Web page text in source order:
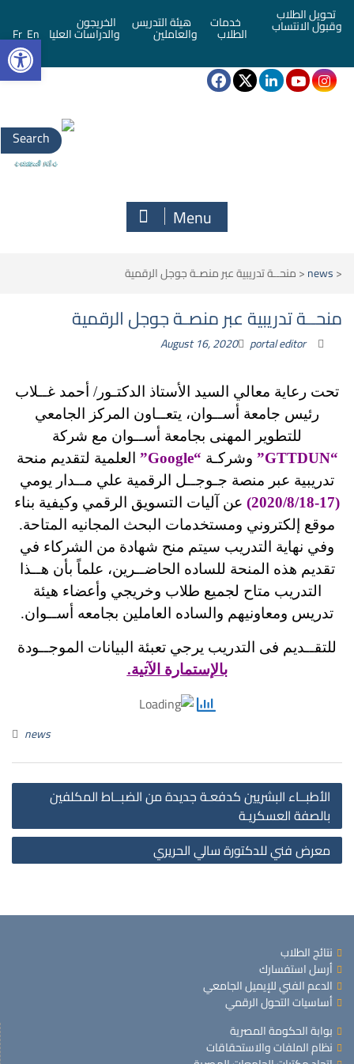
تحويل الطلاب
وقبول الانتساب خدمات
الطلاب
هيئة التدريس
والعاملين
الخريجون
والدراسات العليا En
Fr
Search
for:
Menu
<
news
<منحــة تدريبية عبر منصـة جوجل الرقمية
منحــة تدريبية عبر منصـة جوجل الرقمية
August 16, 2020 portal editor
تحت رعاية معالي السيد الأستاذ الدكتـور/ أحمد غــلاب
رئيس جامعة أســوان، يتعــاون المركز الجامعي
للتطوير المهنى بجامعة أســوان مع شركة
“GTTDUN”
وشركـة “Google”
العلمية لتقديم منحة
تدريبية عبر منصة جـوجــل الرقمية علي مــدار يومي
(17-2020/8/18)
عن آليات التسويق الرقمي وكيفية بناء
موقع إلكتروني ومستخدمات البحث المجانيه المتاحة.
وفي نهاية التدريب سيتم منح شهادة من الشركاء في
تقديم هذه المنحة للساده الحاضــرين، علماً بأن هــذا
التدريب متاح لجميع طلاب وخريجي وأعضاء هيئة
تدريس ومعاونيهم والساده العاملين بجامعه أســوان.
للتقــديم فى التدريب يرجي تعبئة البيانات الموجــودة
بالإستمارة الآتية.
news
الأطبــاء البشريين كدفعـة جديدة من الضبــاط المكلفين
بالصفة العسكريـة
معرض فني للدكتورة سالي الحريري
نتائج الطلاب
أرسل استفسارك
الدعم الفني للإيميل الجامعي
أساسيات التحول الرقمي
بوابة الحكومة المصرية
نظام الملفات والاستحقاقات